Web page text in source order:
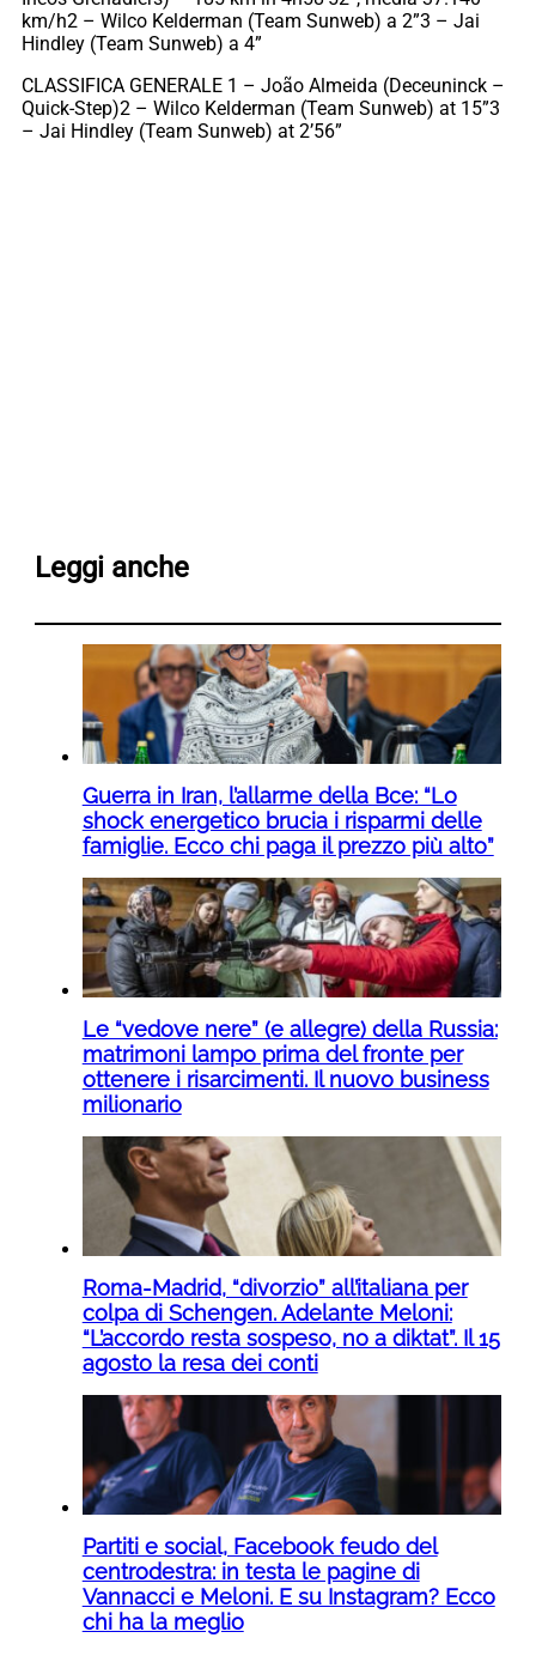
km/h2 – Wilco Kelderman (Team Sunweb) a 2”3 – Jai
Hindley (Team Sunweb) a 4”
CLASSIFICA GENERALE 1 – João Almeida (Deceuninck –
Quick-Step)2 – Wilco Kelderman (Team Sunweb) at 15”3
– Jai Hindley (Team Sunweb) at 2’56”
Leggi anche
Guerra in Iran, l’allarme della Bce: “Lo
shock energetico brucia i risparmi delle
famiglie. Ecco chi paga il prezzo più alto”
Le “vedove nere” (e allegre) della Russia:
matrimoni lampo prima del fronte per
ottenere i risarcimenti. Il nuovo business
milionario
Roma-Madrid, “divorzio” all’italiana per
colpa di Schengen. Adelante Meloni:
“L’accordo resta sospeso, no a diktat”. Il 15
agosto la resa dei conti
Partiti e social, Facebook feudo del
centrodestra: in testa le pagine di
Vannacci e Meloni. E su Instagram? Ecco
chi ha la meglio